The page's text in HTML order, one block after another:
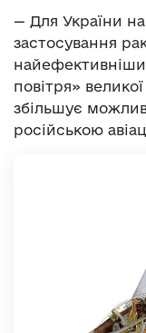
— Для України
застосування
повітря»
збільшує
російською